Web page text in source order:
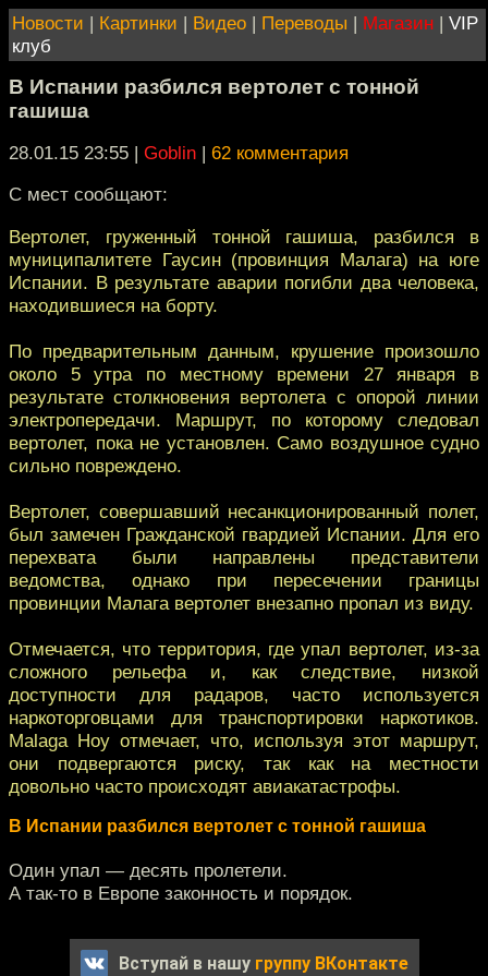
Новости | Картинки | Видео | Переводы | Магазин | VIP
клуб
В Испании разбился вертолет с тонной
гашиша
28.01.15 23:55 | Goblin | 62 комментария
С мест сообщают:
Вертолет, груженный тонной гашиша, разбился в
муниципалитете Гаусин (провинция Малага) на юге
Испании. В результате аварии погибли два человека,
находившиеся на борту.
По предварительным данным, крушение произошло
около 5 утра по местному времени 27 января в
результате столкновения вертолета с опорой линии
электропередачи. Маршрут, по которому следовал
вертолет, пока не установлен. Само воздушное судно
сильно повреждено.
Вертолет, совершавший несанкционированный полет,
был замечен Гражданской гвардией Испании. Для его
перехвата были направлены представители
ведомства, однако при пересечении границы
провинции Малага вертолет внезапно пропал из виду.
Отмечается, что территория, где упал вертолет, из-за
сложного рельефа и, как следствие, низкой
доступности для радаров, часто используется
наркоторговцами для транспортировки наркотиков.
Malaga Hoy отмечает, что, используя этот маршрут,
они подвергаются риску, так как на местности
довольно часто происходят авиакатастрофы.
В Испании разбился вертолет с тонной гашиша
Один упал — десять пролетели.
А так-то в Европе законность и порядок.
Вступай в нашу группу ВКонтакте